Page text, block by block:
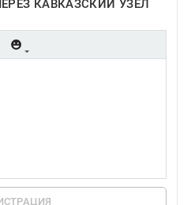
КАВКАЗСКИЙ УЗЕЛ